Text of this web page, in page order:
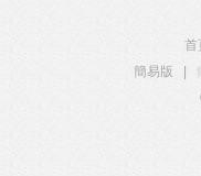
首
簡易版